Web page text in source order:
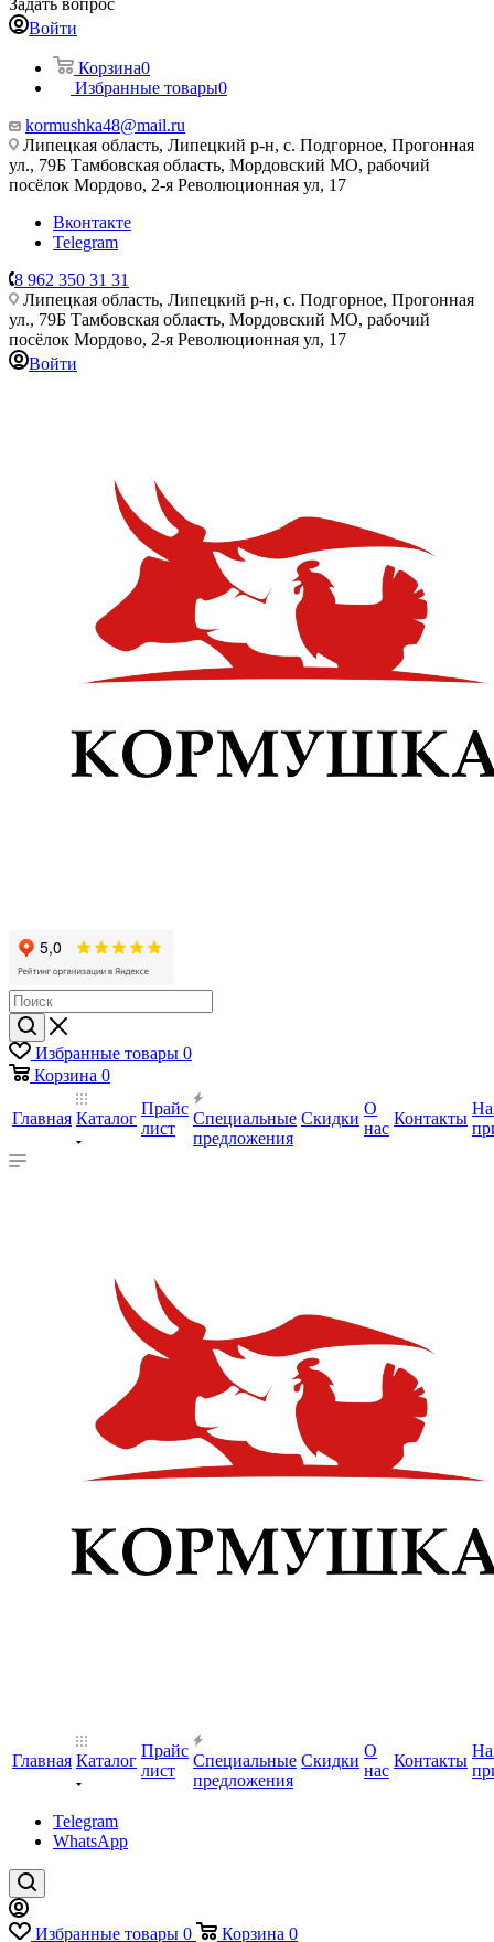
Задать вопрос
Войти
Корзина0
Избранные товары0
kormushka48@mail.ru
Липецкая область, Липецкий р-н, с. Подгорное, Прогонная
ул., 79Б Тамбовская область, Мордовский МО, рабочий
посёлок Мордово, 2-я Революционная ул, 17
Вконтакте
Telegram
8 962 350 31 31
Липецкая область, Липецкий р-н, с. Подгорное, Прогонная
ул., 79Б Тамбовская область, Мордовский МО, рабочий
посёлок Мордово, 2-я Революционная ул, 17
Войти
Избранные товары 0
Корзина 0
Главная Каталог
Прайс
лист
Специальные
предложения
Скидки
О
нас
Контакты
Главная Каталог
Прайс
лист
Специальные
предложения
Скидки
О
нас
Контакты
Telegram
WhatsApp
Избранные товары 0 Корзина 0